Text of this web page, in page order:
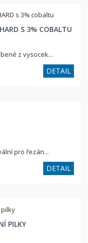
S 3% COBALTU
z vysocek...
DETAIL
pro řezán...
DETAIL
PILKY